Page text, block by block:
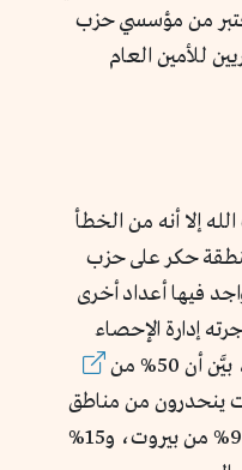
من مؤسسي حزب
للأمين العام
إلا أنه من الخطأ
حكر على حزب
فيها أعداد أخرى
إدارة الإحصاء
ينحدرون من مناطق
الجنوب، و24% من البقاع، و9.7% من بيروت، و15%